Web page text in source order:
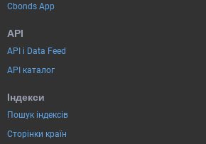
Cbonds App
API
API і Data Feed
API каталог
Індекси
Пошук індексів
Сторінки країн